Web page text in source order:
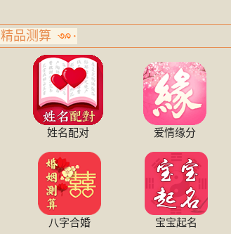
精品测算
姓名配对 爱情缘分
八字合婚 宝宝起名